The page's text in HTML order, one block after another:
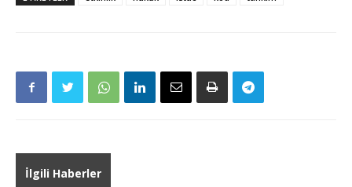
İlgili Haberler